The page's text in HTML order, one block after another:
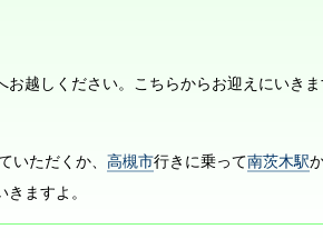
お越しください。こちらからお迎えにいきま
いただくか、 高槻市行きに乗って南茨木駅
ますよ。